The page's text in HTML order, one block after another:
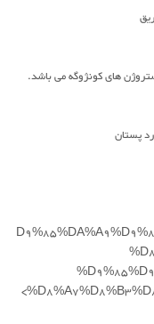
های کونژوگه می باشد.
پستان
/
%D8%A7%D8%B3%D8%AA%D8%AE%D9%88%D8%A7%D9%86″>